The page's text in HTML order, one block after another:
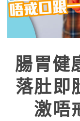
腸胃健
落肚
激唔